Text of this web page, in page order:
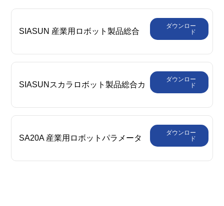
SIASUN 産業用ロボット製品総合
ダウンロー
ド
SIASUNスカラロボット製品総合カ
ダウンロー
ド
SA20A 産業用ロボットパラメータ
ダウンロー
ド